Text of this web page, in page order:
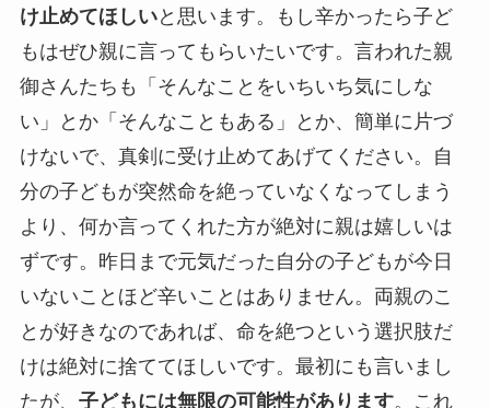
け止めてほしいと思います。もし辛かったら子ど
もはぜひ親に言ってもらいたいです。言われた親
御さんたちも「そんなことをいちいち気にしな
い」とか「そんなこともある」とか、簡単に片づ
けないで、真剣に受け止めてあげてください。自
分の子どもが突然命を絶っていなくなってしまう
より、何か言ってくれた方が絶対に親は嬉しいは
ずです。昨日まで元気だった自分の子どもが今日
いないことほど辛いことはありません。両親のこ
とが好きなのであれば、命を絶つという選択肢だ
けは絶対に捨ててほしいです。最初にも言いまし
たが、 子どもには無限の可能性があります。これ